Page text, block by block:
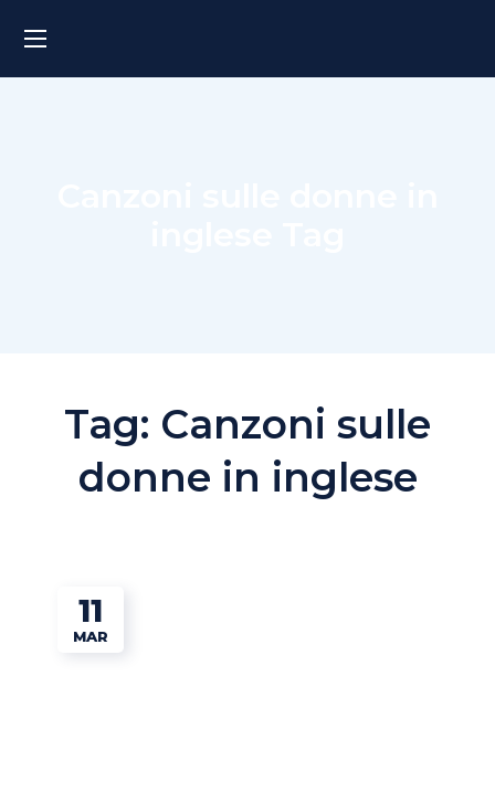
Tag: Canzoni sulle
donne in inglese
11
MAR